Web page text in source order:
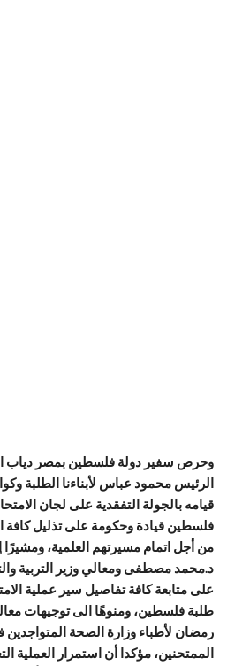
وحرص سفير دولة فلسطين بمصر دياب
الرئيس محمود عباس لأبناءنا الطلبة
قيامه بالجولة التفقدية على لجان
فلسطين قيادة وحكومة على تذليل
من أجل اتمام مسيرتهم العلمية،
د.محمد مصطفى ومعالي وزير التربية
على متابعة كافة تفاصيل سير عملية
طلبة فلسطين، ومنوهًا الى توجيهات
رمضان لأطباء وزارة الصحة
الممتحنين، مؤكدا أن استمرار العملية